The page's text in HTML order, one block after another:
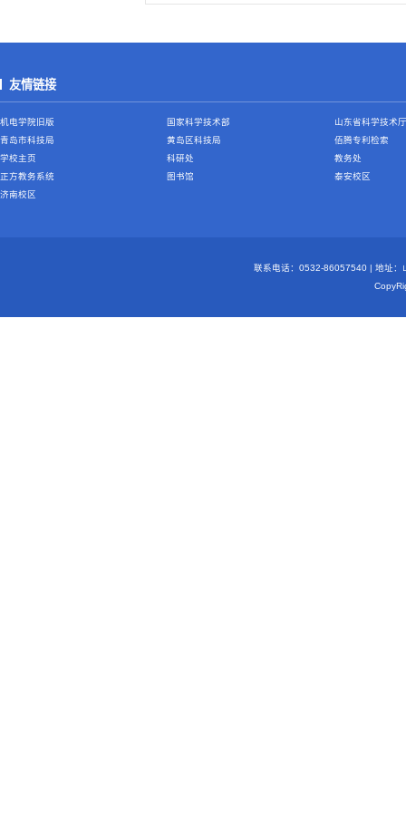
友情链接
机电学院旧版 国家科学技术部
山东省科学技术厅
青岛市科技局
黄岛区科技局
佰腾专利检索
学校主页
科研处
教务处
正方教务系统
图书馆
泰安校区
济南校区
联系电话：0532-86057540 | 地址：